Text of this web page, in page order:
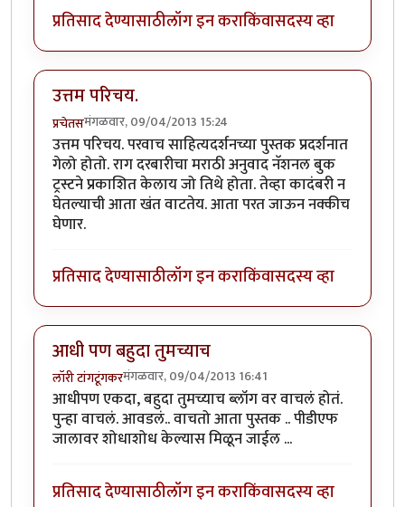
प्रतिसाद देण्यासाठीलॉग इन कराकिंवासदस्य व्हा
उत्तम परिचय.
प्रचेतसमंगळवार, 09/04/2013 15:24
उत्तम परिचय. परवाच साहित्यदर्शनच्या पुस्तक प्रदर्शनात
गेलो होतो. राग दरबारीचा मराठी अनुवाद नॅशनल बुक
ट्रस्टने प्रकाशित केलाय जो तिथे होता. तेव्हा कादंबरी न
घेतल्याची आता खंत वाटतेय. आता परत जाऊन नक्कीच
घेणार.
प्रतिसाद देण्यासाठीलॉग इन कराकिंवासदस्य व्हा
आधी पण बहुदा तुमच्याच
लॉरी टांगटूंगकरमंगळवार, 09/04/2013 16:41
आधीपण एकदा, बहुदा तुमच्याच ब्लॉग वर वाचलं होतं.
पुन्हा वाचलं. आवडलं.. वाचतो आता पुस्तक .. पीडीएफ
जालावर शोधाशोध केल्यास मिळून जाईल ...
प्रतिसाद देण्यासाठीलॉग इन कराकिंवासदस्य व्हा